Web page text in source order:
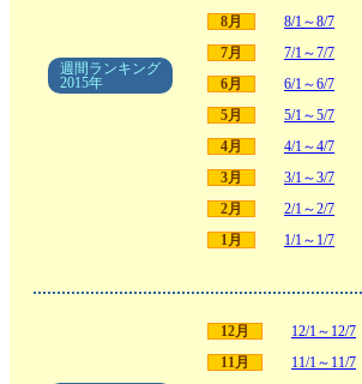
週間ランキング
2015年
8月
8/1～8/7
7月
7/1～7/7
6月
6/1～6/7
5月
5/1～5/7
4月
4/1～4/7
3月
3/1～3/7
2月
2/1～2/7
1月
1/1～1/7
12月 12/1～12/7
11月
11/1～11/7